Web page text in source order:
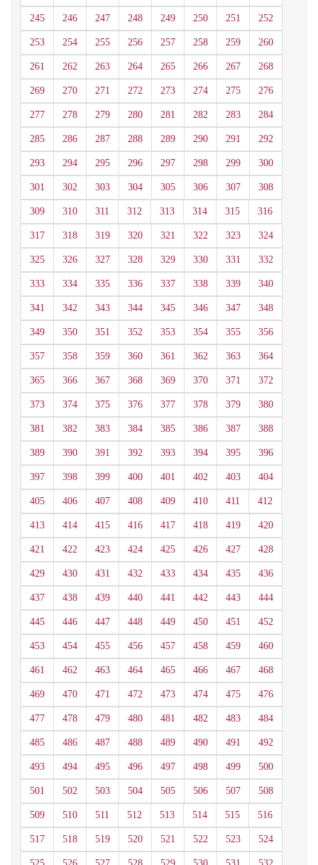
245 246 247 248 249 250 251 252
253 254 255 256 257 258 259 260
261 262 263 264 265 266 267 268
269 270 271 272 273 274 275 276
277 278 279 280 281 282 283 284
285 286 287 288 289 290 291 292
293 294 295 296 297 298 299 300
301 302 303 304 305 306 307 308
309 310 311 312 313 314 315 316
317 318 319 320 321 322 323 324
325 326 327 328 329 330 331 332
333 334 335 336 337 338 339 340
341 342 343 344 345 346 347 348
349 350 351 352 353 354 355 356
357 358 359 360 361 362 363 364
365 366 367 368 369 370 371 372
373 374 375 376 377 378 379 380
381 382 383 384 385 386 387 388
389 390 391 392 393 394 395 396
397 398 399 400 401 402 403 404
405 406 407 408 409 410 411 412
413 414 415 416 417 418 419 420
421 422 423 424 425 426 427 428
429 430 431 432 433 434 435 436
437 438 439 440 441 442 443 444
445 446 447 448 449 450 451 452
453 454 455 456 457 458 459 460
461 462 463 464 465 466 467 468
469 470 471 472 473 474 475 476
477 478 479 480 481 482 483 484
485 486 487 488 489 490 491 492
493 494 495 496 497 498 499 500
501 502 503 504 505 506 507 508
509 510 511 512 513 514 515 516
517 518 519 520 521 522 523 524